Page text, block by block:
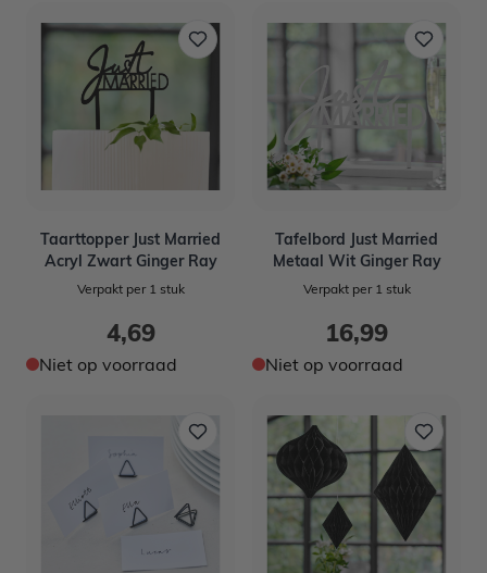
Taarttopper Just Married
Acryl Zwart Ginger Ray
Verpakt per 1 stuk
4,69
Niet op voorraad
Tafelbord Just Married
Metaal Wit Ginger Ray
Verpakt per 1 stuk
16,99
Niet op voorraad